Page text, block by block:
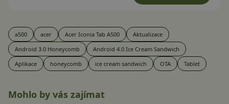
a500 acer Acer Iconia Tab A500
Aktualizace
Android 3.0 Honeycomb
Android 4.0 Ice Cream Sandwich
Aplikace
honeycomb ice cream sandwich OTA Tablet
Mohlo by vás zajímat